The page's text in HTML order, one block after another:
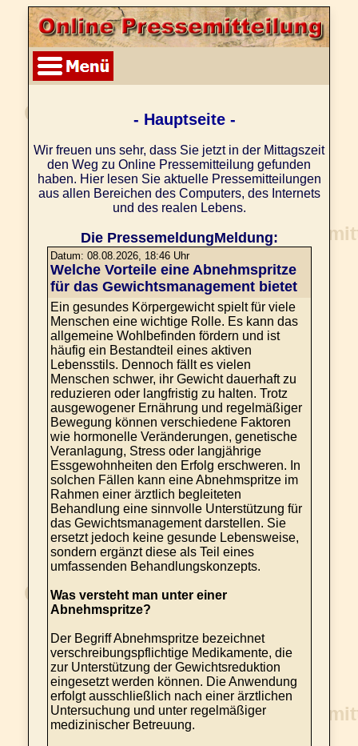
- Hauptseite -
Wir freuen uns sehr, dass Sie jetzt in der Mittagszeit
den Weg zu Online Pressemitteilung gefunden
haben. Hier lesen Sie aktuelle Pressemitteilungen
aus allen Bereichen des Computers, des Internets
und des realen Lebens.
Die PressemeldungMeldung:
Datum: 08.08.2026, 18:46 Uhr
Welche Vorteile eine Abnehmspritze
für das Gewichtsmanagement bietet
Ein gesundes Körpergewicht spielt für viele
Menschen eine wichtige Rolle. Es kann das
allgemeine Wohlbefinden fördern und ist
häufig ein Bestandteil eines aktiven
Lebensstils. Dennoch fällt es vielen
Menschen schwer, ihr Gewicht dauerhaft zu
reduzieren oder langfristig zu halten. Trotz
ausgewogener Ernährung und regelmäßiger
Bewegung können verschiedene Faktoren
wie hormonelle Veränderungen, genetische
Veranlagung, Stress oder langjährige
Essgewohnheiten den Erfolg erschweren. In
solchen Fällen kann eine Abnehmspritze im
Rahmen einer ärztlich begleiteten
Behandlung eine sinnvolle Unterstützung für
das Gewichtsmanagement darstellen. Sie
ersetzt jedoch keine gesunde Lebensweise,
sondern ergänzt diese als Teil eines
umfassenden Behandlungskonzepts.
Was versteht man unter einer
Abnehmspritze?
Der Begriff Abnehmspritze bezeichnet
verschreibungspflichtige Medikamente, die
zur Unterstützung der Gewichtsreduktion
eingesetzt werden können. Die Anwendung
erfolgt ausschließlich nach einer ärztlichen
Untersuchung und unter regelmäßiger
medizinischer Betreuung.